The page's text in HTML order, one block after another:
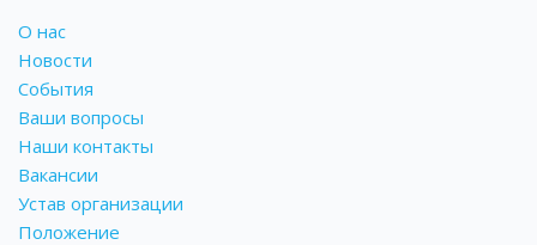
О нас
Новости
События
Ваши вопросы
Наши контакты
Вакансии
Устав организации
Положение